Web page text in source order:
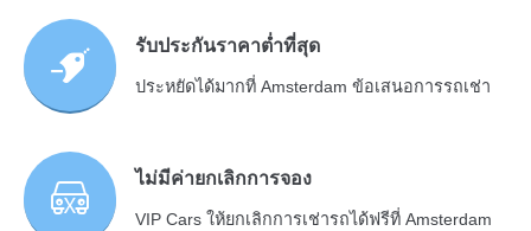
รับประกันราคาต่ำที่สุด
ประหยัดได้มากที่ Amsterdam ข้อเสนอการรถเช่า
ไม่มีค่ายกเลิกการจอง
VIP Cars ให้ยกเลิกการเช่ารถได้ฟรีที่ Amsterdam